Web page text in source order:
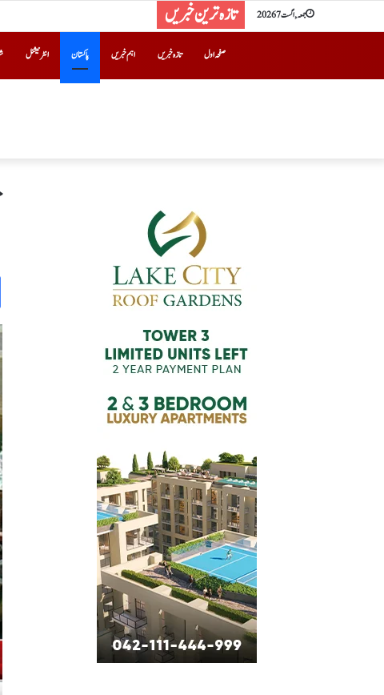
جمعہ, اگست 7 2026 تازہ ترین خبریں
صفحہ اول تازہ خبریں اہم خبریں پاکستان انٹرنیشنل